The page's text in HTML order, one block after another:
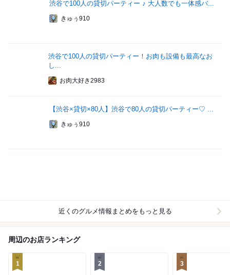
渋谷で100人の貸切パーティー ♪ 大人数でも一体感バ...
きゅぅ910
渋谷で100人の貸切パーティー！お肉も設備も最高なお
し...
お肉大好き2983
【渋谷×貸切×80人】渋谷で80人の貸切パーティー♡ ...
きゅぅ910
近くのグルメ情報まとめをもっと見る
周辺のお店ランキング
1 2 3